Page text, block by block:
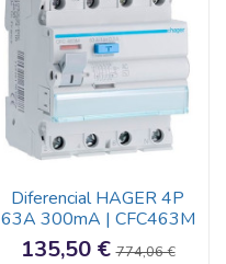
Diferencial HAGER 4P
63A 300mA | CFC463M
135,50 €774,06 €